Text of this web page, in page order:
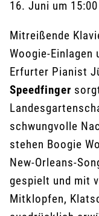
16. Juni um 15:00
Mitreißende
Woogie-Einlagen
Erfurter Pianist
Speedfinger
schwungvolle
stehen Boogie
New-Orleans-
gespielt und mit
Mitklopfen,